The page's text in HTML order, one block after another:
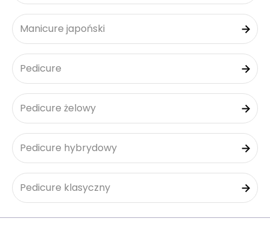
Manicure japoński
Pedicure
Pedicure żelowy
Pedicure hybrydowy
Pedicure klasyczny